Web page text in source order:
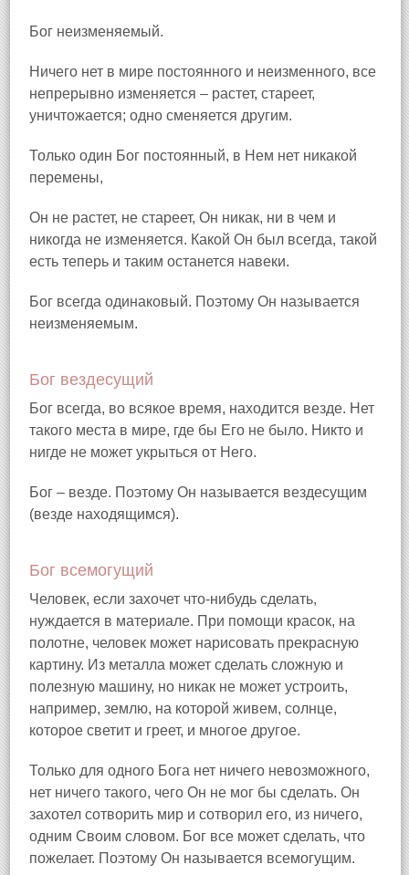
Бог неизменяемый.
Ничего нет в мире постоянного и неизменного, все
непрерывно изменяется – растет, стареет,
уничтожается; одно сменяется другим.
Только один Бог постоянный, в Нем нет никакой
перемены,
Он не растет, не стареет, Он никак, ни в чем и
никогда не изменяется. Какой Он был всегда, такой
есть теперь и таким останется навеки.
Бог всегда одинаковый. Поэтому Он называется
неизменяемым.
Бог вездесущий
Бог всегда, во всякое время, находится везде. Нет
такого места в мире, где бы Его не было. Никто и
нигде не может укрыться от Него.
Бог – везде. Поэтому Он называется вездесущим
(везде находящимся).
Бог всемогущий
Человек, если захочет что-нибудь сделать,
нуждается в материале. При помощи красок, на
полотне, человек может нарисовать прекрасную
картину. Из металла может сделать сложную и
полезную машину, но никак не может устроить,
например, землю, на которой живем, солнце,
которое светит и греет, и многое другое.
Только для одного Бога нет ничего невозможного,
нет ничего такого, чего Он не мог бы сделать. Он
захотел сотворить мир и сотворил его, из ничего,
одним Своим словом. Бог все может сделать, что
пожелает. Поэтому Он называется всемогущим.